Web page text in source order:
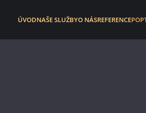
ÚVODNAŠE SLUŽBYO NÁSREFERENCE